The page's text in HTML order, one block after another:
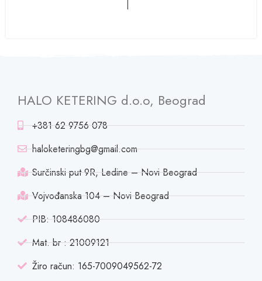
HALO KETERING d.o.o, Beograd
+381 62 9756 078
haloketeringbg@gmail.com
Surčinski put 9R, Ledine – Novi Beograd
Vojvođanska 104 – Novi Beograd
PIB: 108486080
Mat. br : 21009121
Žiro račun: 165-7009049562-72